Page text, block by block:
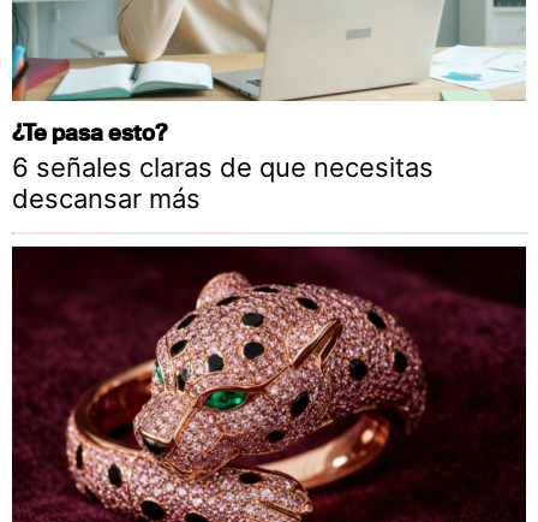
¿Te pasa esto?
6 señales claras de que necesitas
descansar más